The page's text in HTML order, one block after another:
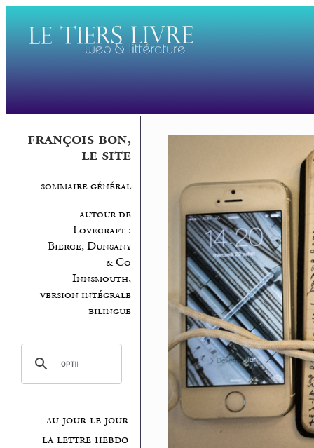
françois bon,
le site
sommaire général
autour de
Lovecraft :
Bierce, Dunsany
& Co
Innsmouth,
version intégrale
bilingue
au jour le jour
la lettre hebdo